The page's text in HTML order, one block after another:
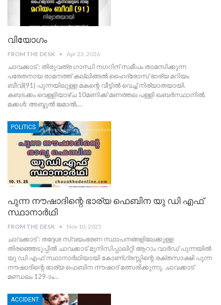
വിയോഗം
FROM THE DESK Apr 23, 2026
ചാവക്കാട് : തിരുവത്ര ഗാന്ധി നഗറിന് സമീപം താമസിക്കുന്ന
പരേതനായ രാമനത്ത് കല്ലിങ്ങൽ ഹൈദ്രോസ് ഭാര്യ മറിയം
ബീവി(91) പുന്നയിലുള്ള മകന്റെ വീട്ടിൽ വെച്ച് നിര്യാതയായി.
കബടക്കം വെള്ളിയാഴ്ച 10മണിക്ക് മണത്തല പള്ളി ഖബർസ്ഥാനിൽ.
മക്കൾ: അബ്ദുൽ ജമാൽ,…
POLITICS
പുന്ന നൗഷാദിന്റെ ഭാര്യ ഫെബിന യു ഡി എഫ്
സ്ഥാനാർഥി
FROM THE DESK Nov 10, 2025
ചാവക്കാട് : തദ്ദേശ സ്വയംഭരണ സ്ഥാപനങ്ങളിലേക്കുള്ള
തിരഞ്ഞെടുപ്പിൽ ചാവക്കാട് മുനിസിപ്പാലിറ്റി ആറാം വാർഡ്‌ പുന്നയിൽ
യു ഡി എഫ് സ്ഥാനാർഥിയായി കോണ്ഗ്രസ്സിന്റെ രക്തസാക്ഷി പുന്ന
നൗഷാദിന്റെ ഭാര്യ ഫെബിന നൗഷാദ് മത്സരിക്കുന്നു. ചാവക്കാട്
മണ്ഡലം 129-ാം…
ACCIDENT